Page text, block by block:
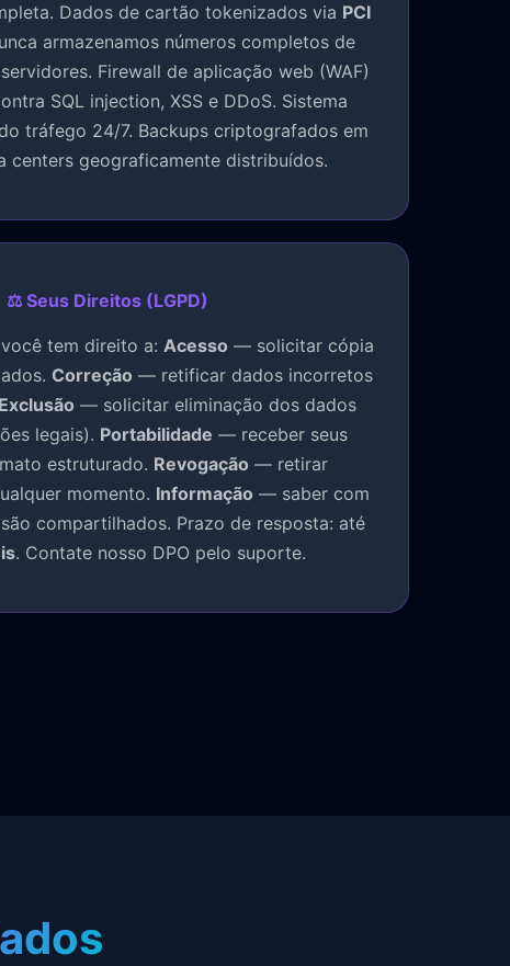
Dados de cartão tokenizados via PCI
armazenamos números completos de
Firewall de aplicação web (WAF)
SQL injection, XSS e DDoS. Sistema
tráfego 24/7. Backups criptografados em
centers geograficamente distribuídos.
⚖️ Seus Direitos (LGPD)
tem direito a: Acesso — solicitar cópia
Correção — retificar dados incorretos
Exclusão — solicitar eliminação dos dados
legais). Portabilidade — receber seus
estruturado. Revogação — retirar
momento. Informação — saber com
compartilhados. Prazo de resposta: até
. Contate nosso DPO pelo suporte.